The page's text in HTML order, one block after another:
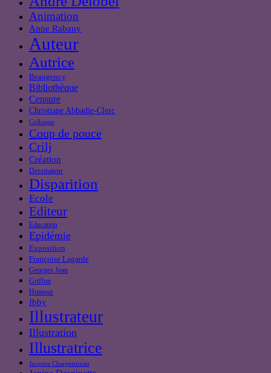
Animation
Anne Rabany
Auteur
Autrice
Beaugency
Bibliothèque
Censure
Christiane Abbadie-Clerc
Colloque
Coup de pouce
Crilj
Création
Dessinateur
Disparition
Ecole
Editeur
Education
Epidémie
Exposition
Françoise Lagarde
Georges Jean
Griffon
Humour
Ibby
Illustrateur
Illustration
Illustratrice
Jacques Charpentreau